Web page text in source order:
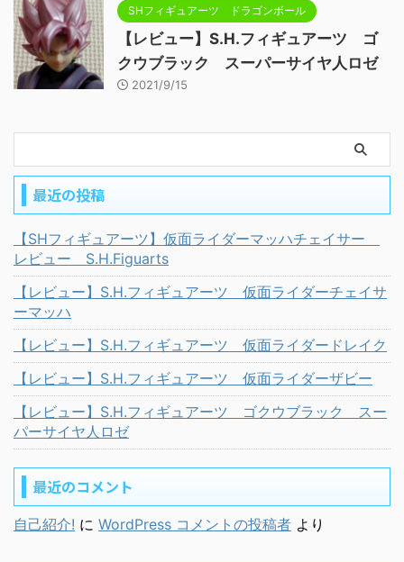
SHフィギュアーツ ドラゴンボール
【レビュー】S.H.フィギュアーツ ゴ
クウブラック スーパーサイヤ人ロゼ
2021/9/15
最近の投稿
【SHフィギュアーツ】仮面ライダーマッハチェイサー
レビュー S.H.Figuarts
【レビュー】S.H.フィギュアーツ 仮面ライダーチェイサ
ーマッハ
【レビュー】S.H.フィギュアーツ 仮面ライダードレイク
【レビュー】S.H.フィギュアーツ 仮面ライダーザビー
【レビュー】S.H.フィギュアーツ ゴクウブラック スー
パーサイヤ人ロゼ
最近のコメント
自己紹介! に WordPress コメントの投稿者 より